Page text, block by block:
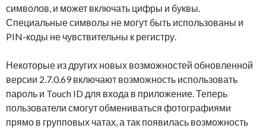
символов, и может включать цифры и буквы.
Специальные символы не могут быть использованы и
PIN-коды не чувствительны к регистру.
Некоторые из других новых возможностей обновленной
версии 2.7.0.69 включают возможность использовать
пароль и Touch ID для входа в приложение. Теперь
пользователи смогут обмениваться фотографиями
прямо в групповых чатах, а так появилась возможность